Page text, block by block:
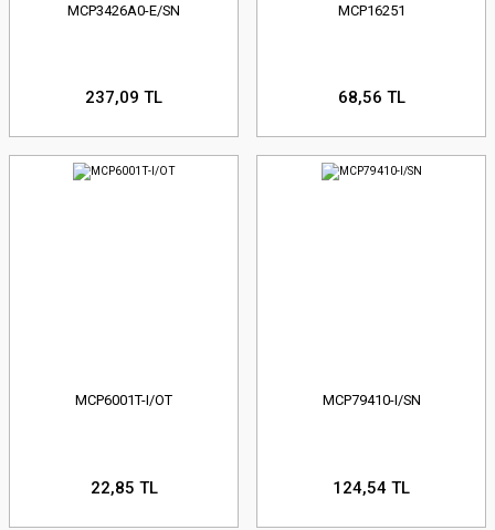
MCP3426A0-E/SN
237,09 TL
MCP16251
68,56 TL
MCP6001T-I/OT
22,85 TL
MCP79410-I/SN
124,54 TL